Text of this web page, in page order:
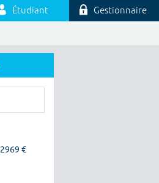
Étudiant Gestionnaire
2969 €